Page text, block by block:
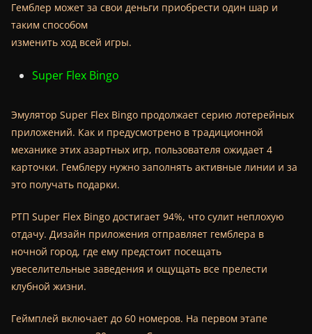
Гемблер может за свои деньги приобрести один шар и
таким способом
изменить ход всей игры.
Super Flex Bingo
Эмулятор Super Flex Bingo продолжает серию лотерейных
приложений. Как и предусмотрено в традиционной
механике этих азартных игр, пользователя ожидает 4
карточки. Гемблеру нужно заполнять активные линии и за
это получать подарки.
РТП Super Flex Bingo достигает 94%, что сулит неплохую
отдачу. Дизайн приложения отправляет гемблера в
ночной город, где ему предстоит посещать
увеселительные заведения и ощущать все прелести
клубной жизни.
Геймплей включает до 60 номеров. На первом этапе